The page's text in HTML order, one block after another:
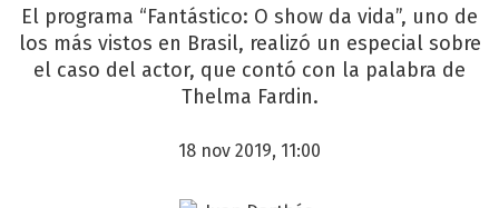
El programa “Fantástico: O show da vida”, uno de
los más vistos en Brasil, realizó un especial sobre
el caso del actor, que contó con la palabra de
Thelma Fardin.
18 nov 2019, 11:00